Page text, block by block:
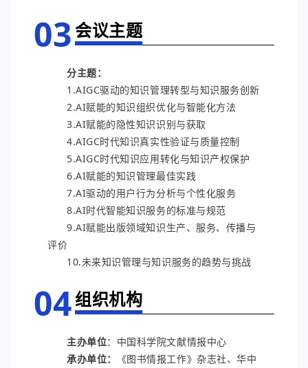
03会议主题
分主题：
1.AIGC驱动的知识管理转型与知识服务创新
2.AI赋能的知识组织优化与智能化方法
3.AI赋能的隐性知识识别与获取
4.AIGC时代知识真实性验证与质量控制
5.AIGC时代知识应用转化与知识产权保护
6.AI赋能的知识管理最佳实践
7.AI驱动的用户行为分析与个性化服务
8.AI时代智能知识服务的标准与规范
9.AI赋能出版领域知识生产、服务、传播与
评价
10.未来知识管理与知识服务的趋势与挑战
04组织机构
主办单位：中国科学院文献情报中心
承办单位：
《图书情报工作》杂志社、华中